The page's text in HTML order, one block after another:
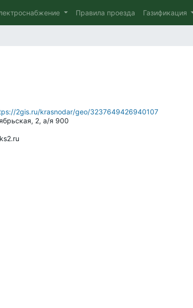
Правила проезда Газификация
2gis.ru/krasnodar/geo/3237649426940107
2, а/я 900